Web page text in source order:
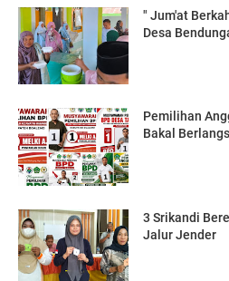
" Jum'at
Desa
Pemilihan
Bakal
3 Srikandi
Jalur Jender